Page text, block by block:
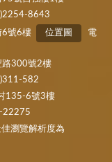
8643
6號6樓
位置圖
電
路300號2樓
582
135-6號3樓
22275
瀏覽解析度為